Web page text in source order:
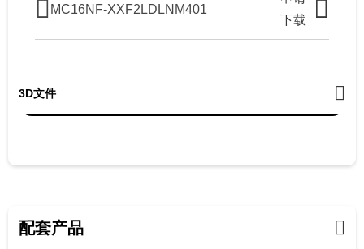
MC16NF-XXF2LDLNM401
下载
3D文件
配套产品